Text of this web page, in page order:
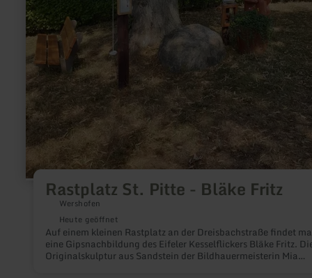
Rastplatz St. Pitte - Bläke Fritz
Wershofen
Heute geöffnet
Auf einem kleinen Rastplatz an der Dreisbachstraße findet
eine Gipsnachbildung des Eifeler Kesselflickers Bläke Fritz.
Originalskulptur aus Sandstein der Bildhauermeisterin Mia